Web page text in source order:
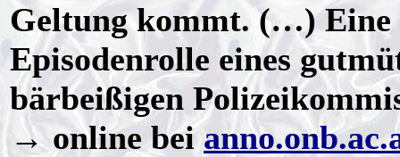
Geltung kommt. (…) Eine
Episodenrolle eines
bärbeißigen
→ online bei